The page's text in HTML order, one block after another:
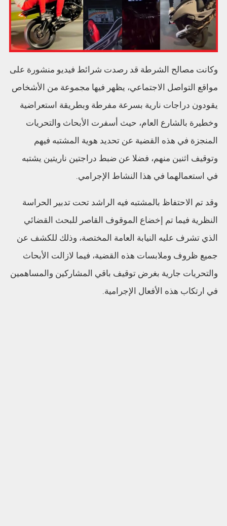
وكانت مصالح الشرطة قد رصدت شرائط فيديو منشورة على
مواقع التواصل الاجتماعي، يظهر فيها مجموعة من الأشخاص
يقودون دراجات نارية بسرعة مفرطة وبطريقة استعراضية
وخطيرة بالشارع العام، حيث أسفرت الأبحاث والتحريات
المنجزة في هذه القضية عن تحديد هوية المشتبه فيهم
وتوقيف اثنين منهم، فضلا عن ضبط دراجتين ناريتين يشتبه
في استعمالهما في هذا النشاط الإجرامي.
وقد تم الاحتفاظ بالمشتبه فيه الراشد تحت تدبير الحراسة
النظرية فيما تم إخضاع الموقوف القاصر للبحث القضائي
الذي تشرف عليه النيابة العامة المختصة، وذلك للكشف عن
جميع ظروف وملابسات هذه القضية، فيما لازالت الأبحاث
والتحريات جارية بغرض توقيف باقي المشاركين والمساهمين
في ارتكاب هذه الأفعال الإجرامية.